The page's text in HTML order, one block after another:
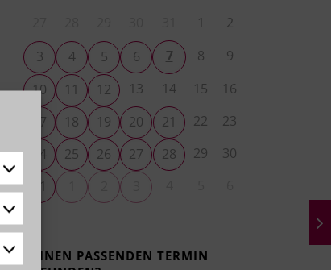
Statistiken
Marketing
1
2
3
4 5 6 7 8
9
10
11 12 13 14 15
16
17
18 19 20 21 22
23
24
25 26 27 28 29
30
31
KEINEN PASSENDEN TERMIN